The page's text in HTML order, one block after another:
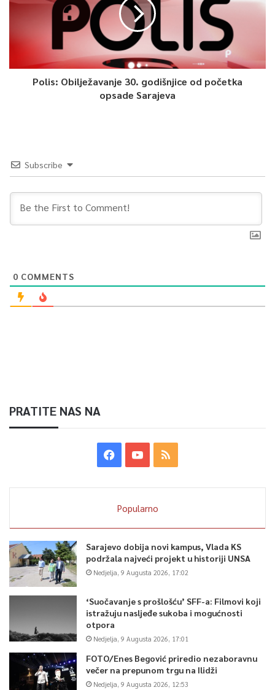
Polis: Obilježavanje 30. godišnjice od početka
opsade Sarajeva
Subscribe
0 COMMENTS
PRATITE NAS NA
Popularno
Sarajevo dobija novi kampus, Vlada KS
podržala najveći projekt u historiji UNSA
Nedjelja, 9 Augusta 2026, 17:02
‘Suočavanje s prošlošću’ SFF-a: Filmovi koji
istražuju nasljeđe sukoba i mogućnosti
otpora
Nedjelja, 9 Augusta 2026, 17:01
FOTO/Enes Begović priredio nezaboravnu
večer na prepunom trgu na Ilidži
Nedjelja, 9 Augusta 2026, 12:53